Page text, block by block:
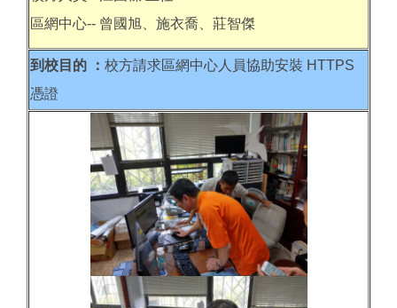
區網中心-- 曾國旭、施衣喬、莊智傑
到校目的 ： 校方請求區網中心人員協助安裝 HTTPS
憑證